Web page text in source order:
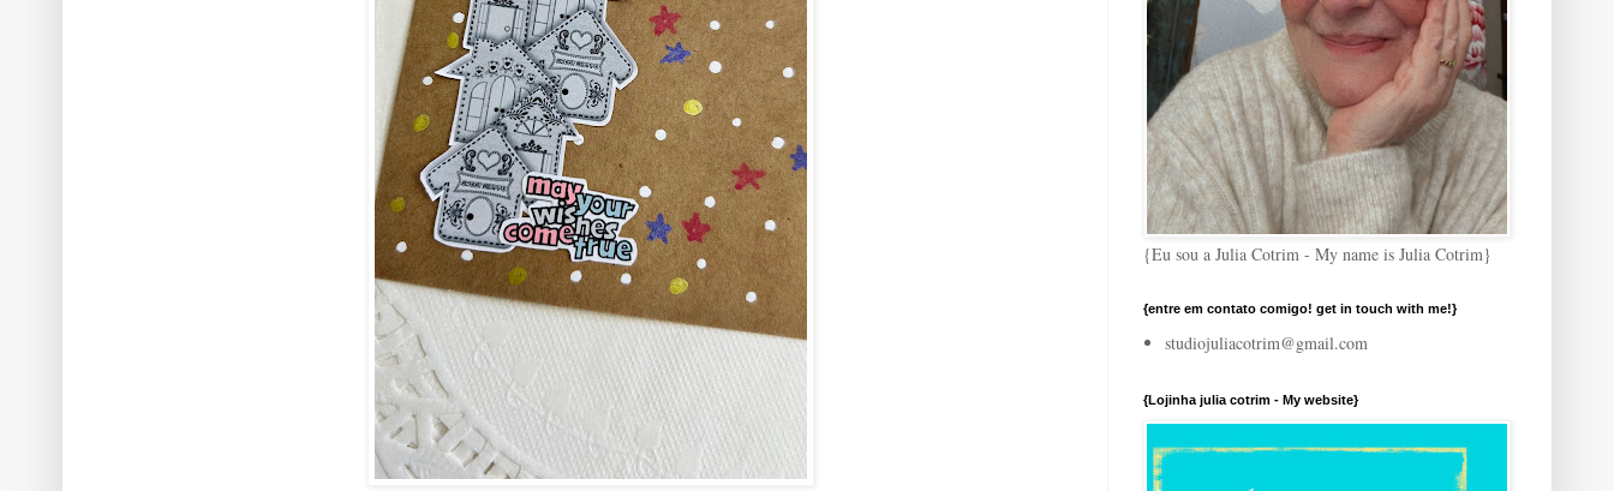
{Eu sou a Julia Cotrim - My name is Julia Cotrim}
{entre em contato comigo! get in touch with me!}
studiojuliacotrim@gmail.com
{Lojinha julia cotrim - My website}